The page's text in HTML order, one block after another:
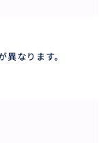
異なります。